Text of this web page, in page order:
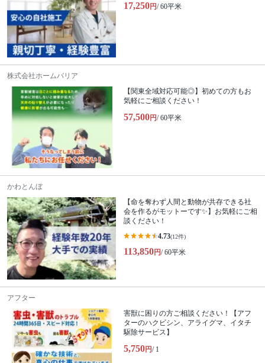
17,250円/ 60平米
株式会社ホームバリア
【関東全域対応可能◎】初めての方もお
気軽にご相談ください！
57,500円/ 60平米
かわとんぼ
【命を奪わず人間と動物が共存できる社
会を作るがモットーです✨】お気軽にご相
談ください！
4.73(12件)
113,850円/ 60平米
アフター
害獣に困りの方ご相談ください！【アフ
ターのハクビシン、アライグマ、イタチ
駆除サービス】
5,750円/ 1